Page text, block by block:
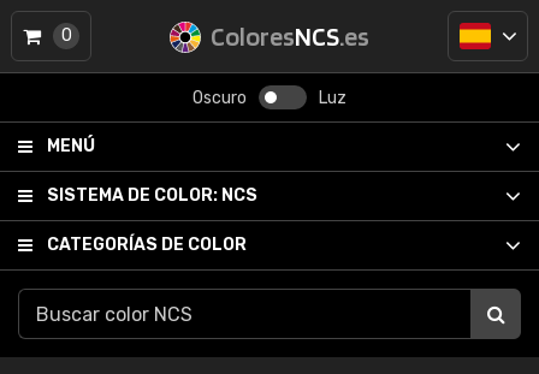
ColoresNCS.es
Oscuro Luz
MENÚ
SISTEMA DE COLOR: NCS
CATEGORÍAS DE COLOR
0